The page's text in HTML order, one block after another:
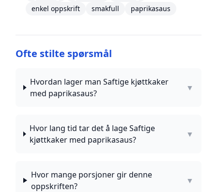
enkel oppskrift
smakfull paprikasaus
Ofte stilte spørsmål
Hvordan lager man Saftige kjøttkaker
med paprikasaus?
▼
Hvor lang tid tar det å lage Saftige
kjøttkaker med paprikasaus?
▼
Hvor mange porsjoner gir denne
oppskriften?
▼